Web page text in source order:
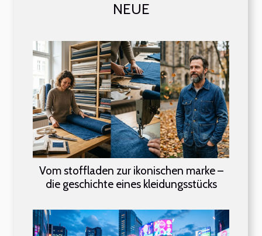
NEUE
Vom stoffladen zur ikonischen marke –
die geschichte eines kleidungsstücks